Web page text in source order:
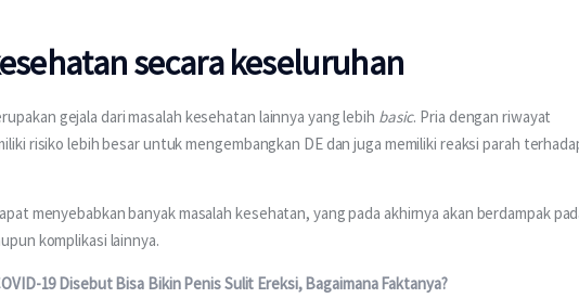
secara keseluruhan
gejala dari masalah kesehatan lainnya yang lebih basic. Pria dengan riwayat
risiko lebih besar untuk mengembangkan DE dan juga memiliki reaksi parah
menyebabkan banyak masalah kesehatan, yang pada akhirnya akan berdampak
komplikasi lainnya.
19 Disebut Bisa Bikin Penis Sulit Ereksi, Bagaimana Faktanya?